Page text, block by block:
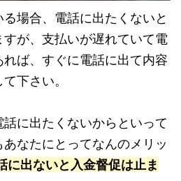
場合、電話に出たくないと
が、支払いが遅れていて電
ば、すぐに電話に出て内容
下さい。
に出たくないからといって
なたにとってなんのメリッ
に出ないと入金督促は止ま